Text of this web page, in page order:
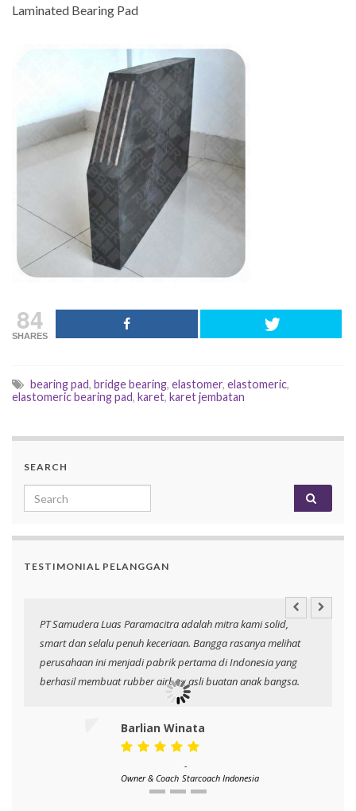
Laminated Bearing Pad
84
SHARES
bearing pad, bridge bearing, elastomer, elastomeric,
elastomeric bearing pad, karet, karet jembatan
SEARCH
Search for:
TESTIMONIAL PELANGGAN
PT Samudera Luas Paramacitra adalah mitra kami solid,
smart dan selalu penuh keceriaan. Bangga rasanya melihat
perusahaan ini menjadi pabrik pertama di Indonesia yang
berhasil membuat rubber airbag asli buatan anak bangsa.
Barlian Winata
Owner & Coach
-
Starcoach Indonesia